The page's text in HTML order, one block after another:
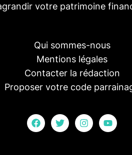
votre patrimoine
Qui sommes-nous
Mentions légales
Contacter la rédaction
Proposer votre code